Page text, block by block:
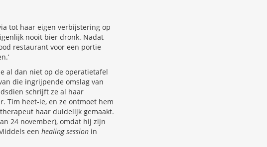
tot haar eigen verbijstering op
nooit bier dronk. Nadat
restaurant voor een portie
al dan niet op de operatietafel
die ingrijpende omslag van
schrijft ze al haar
Tim heet-ie, en ze ontmoet hem
haar duidelijk gemaakt.
24 november), omdat hij zijn
een healing session in